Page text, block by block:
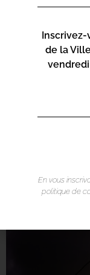
Un jour, Maria
qu’il est chargé
marche en
traverse. On
Au fur et à
de la
En vous
politique de